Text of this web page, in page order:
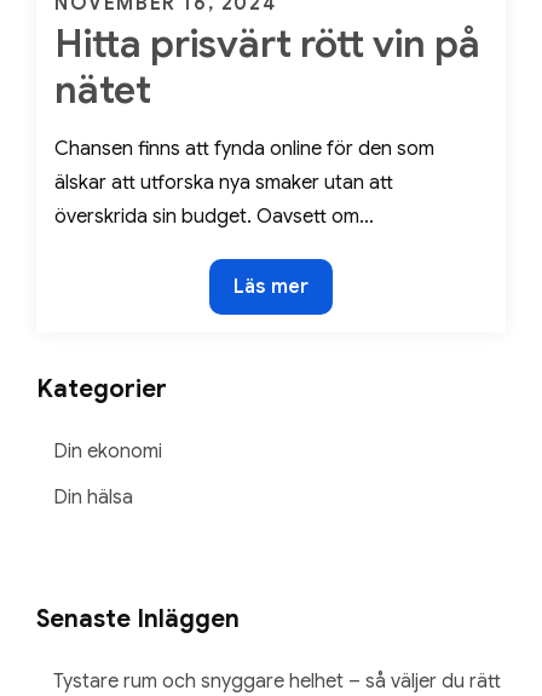
on
Hitta prisvärt rött vin på
nätet
Chansen finns att fynda online för den som
älskar att utforska nya smaker utan att
överskrida sin budget. Oavsett om…
Hitta
prisvärt
Läs mer
Kategorier
Din ekonomi
Din hälsa
Senaste Inläggen
Tystare rum och snyggare helhet – så väljer du rätt